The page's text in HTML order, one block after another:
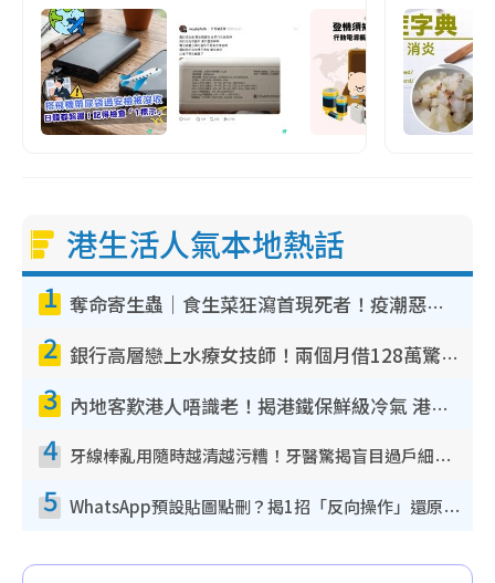
港生活人氣本地熱話
1 奪命寄生蟲｜食生菜狂瀉首現死者！疫潮惡化錄1.8萬宗病例 揭洗菜3大謬誤
2 銀行高層戀上水療女技師！兩個月借128萬驚覺「沉船」沉落火海 揭背後疑似邪教操控賣淫
3 內地客歎港人唔識老！揭港鐵保鮮級冷氣 港人求放過：咪投訴
4 牙線棒亂用隨時越清越污糟！牙醫驚揭盲目過戶細菌恐致蛀牙：呢種先係日常真保養
5 WhatsApp預設貼圖點刪？揭1招「反向操作」還原簡潔介面 附3步實測教學